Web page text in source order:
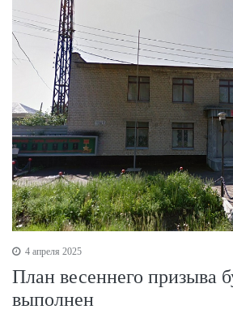
4 апреля 2025
План весеннего призыва
выполнен